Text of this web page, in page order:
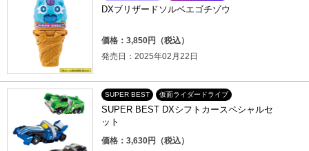
DXブリザードソルベエゴチゾウ
価格：3,850円（税込）
発売日：2025年02月22日
SUPER BEST 仮面ライダードライブ
SUPER BEST DXシフトカースペシャルセ
ット
価格：3,630円（税込）